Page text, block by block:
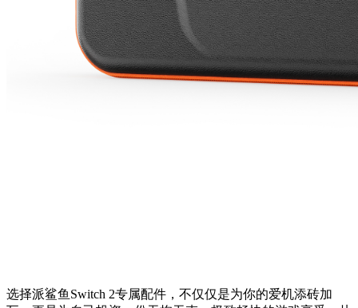
选择派鲨鱼Switch 2专属配件，不仅仅是为你的爱机添砖加